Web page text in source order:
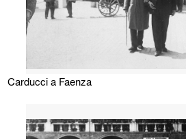
Carducci a Faenza